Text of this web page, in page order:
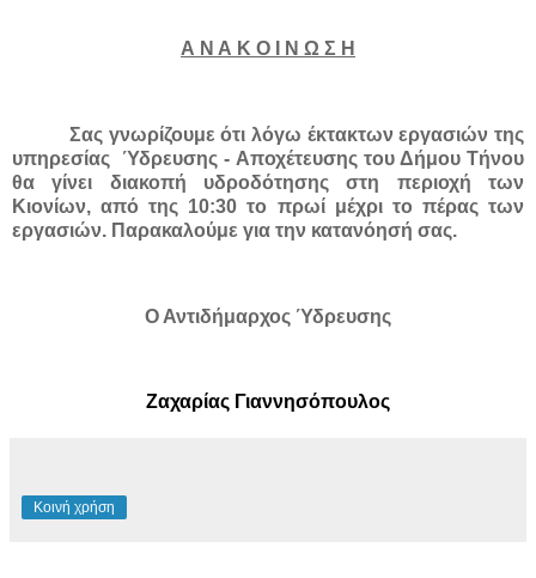
Α Ν Α Κ Ο Ι Ν Ω Σ Η
Σας γνωρίζουμε ότι λόγω έκτακτων εργασιών της
υπηρεσίας
Ύδρευσης - Αποχέτευσης του Δήμου Τήνου
θα γίνει διακοπή υδροδότησης στη περιοχή των
Κιονίων, από της 10:30 το πρωί μέχρι το πέρας των
εργασιών. Παρακαλούμε για την κατανόησή σας.
Ο Αντιδήμαρχος Ύδρευσης
Ζαχαρίας Γιαννησόπουλος
Κοινή χρήση